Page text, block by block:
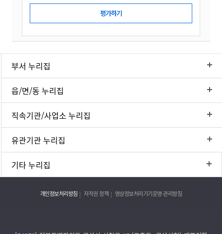
부서 누리집
읍/면/동 누리집
직속기관/사업소 누리집
유관기관 누리집
기타 누리집
개인정보처리방침 저작권 정책 영상정보처리기기운영·관리방침